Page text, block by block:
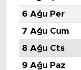
6 Ağu Per
7 Ağu Cum
8 Ağu Cts
9 Ağu Paz